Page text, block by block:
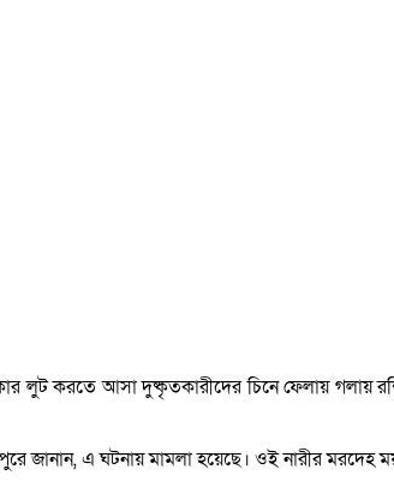
লুট করতে আসা দুষ্কৃতকারীদের চিনে ফেলায়
জানান, এ ঘটনায় মামলা হয়েছে। ওই নারীর